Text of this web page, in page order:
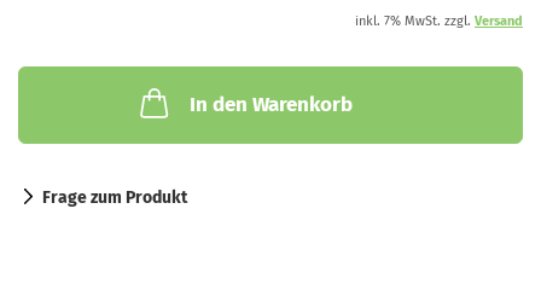
inkl. 7% MwSt. zzgl. Versand
In den Warenkorb
Frage zum Produkt